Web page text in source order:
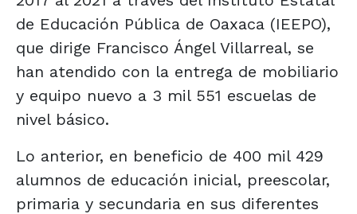
de Educación Pública de Oaxaca (IEEPO),
que dirige Francisco Ángel Villarreal, se
han atendido con la entrega de mobiliario
y equipo nuevo a 3 mil 551 escuelas de
nivel básico.
Lo anterior, en beneficio de 400 mil 429
alumnos de educación inicial, preescolar,
primaria y secundaria en sus diferentes